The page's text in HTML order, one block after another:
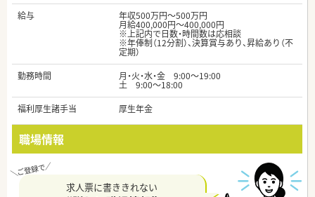
給与
年収500万円～500万円
月給400,000円～400,000円
※上記内で日数・時間数は応相談
※年俸制（12分割）、決算賞与あり、昇給あり（不
定期）
勤務時間
月・火・水・金 9:00～19:00
土 9:00～18:00
福利厚生諸手当
厚生年金
職場情報
求人票に書ききれない